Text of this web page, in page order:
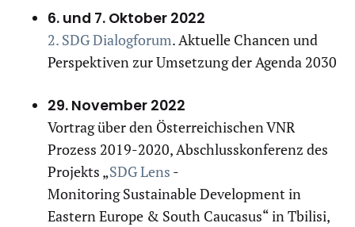
6. und 7. Oktober 2022
2. SDG Dialogforum. Aktuelle Chancen und
Perspektiven zur Umsetzung der Agenda 2030
29. November 2022
Vortrag über den Österreichischen VNR
Prozess 2019-2020, Abschlusskonferenz des
Projekts „SDG Lens -
Monitoring Sustainable Development in
Eastern Europe & South Caucasus“ in Tbilisi,